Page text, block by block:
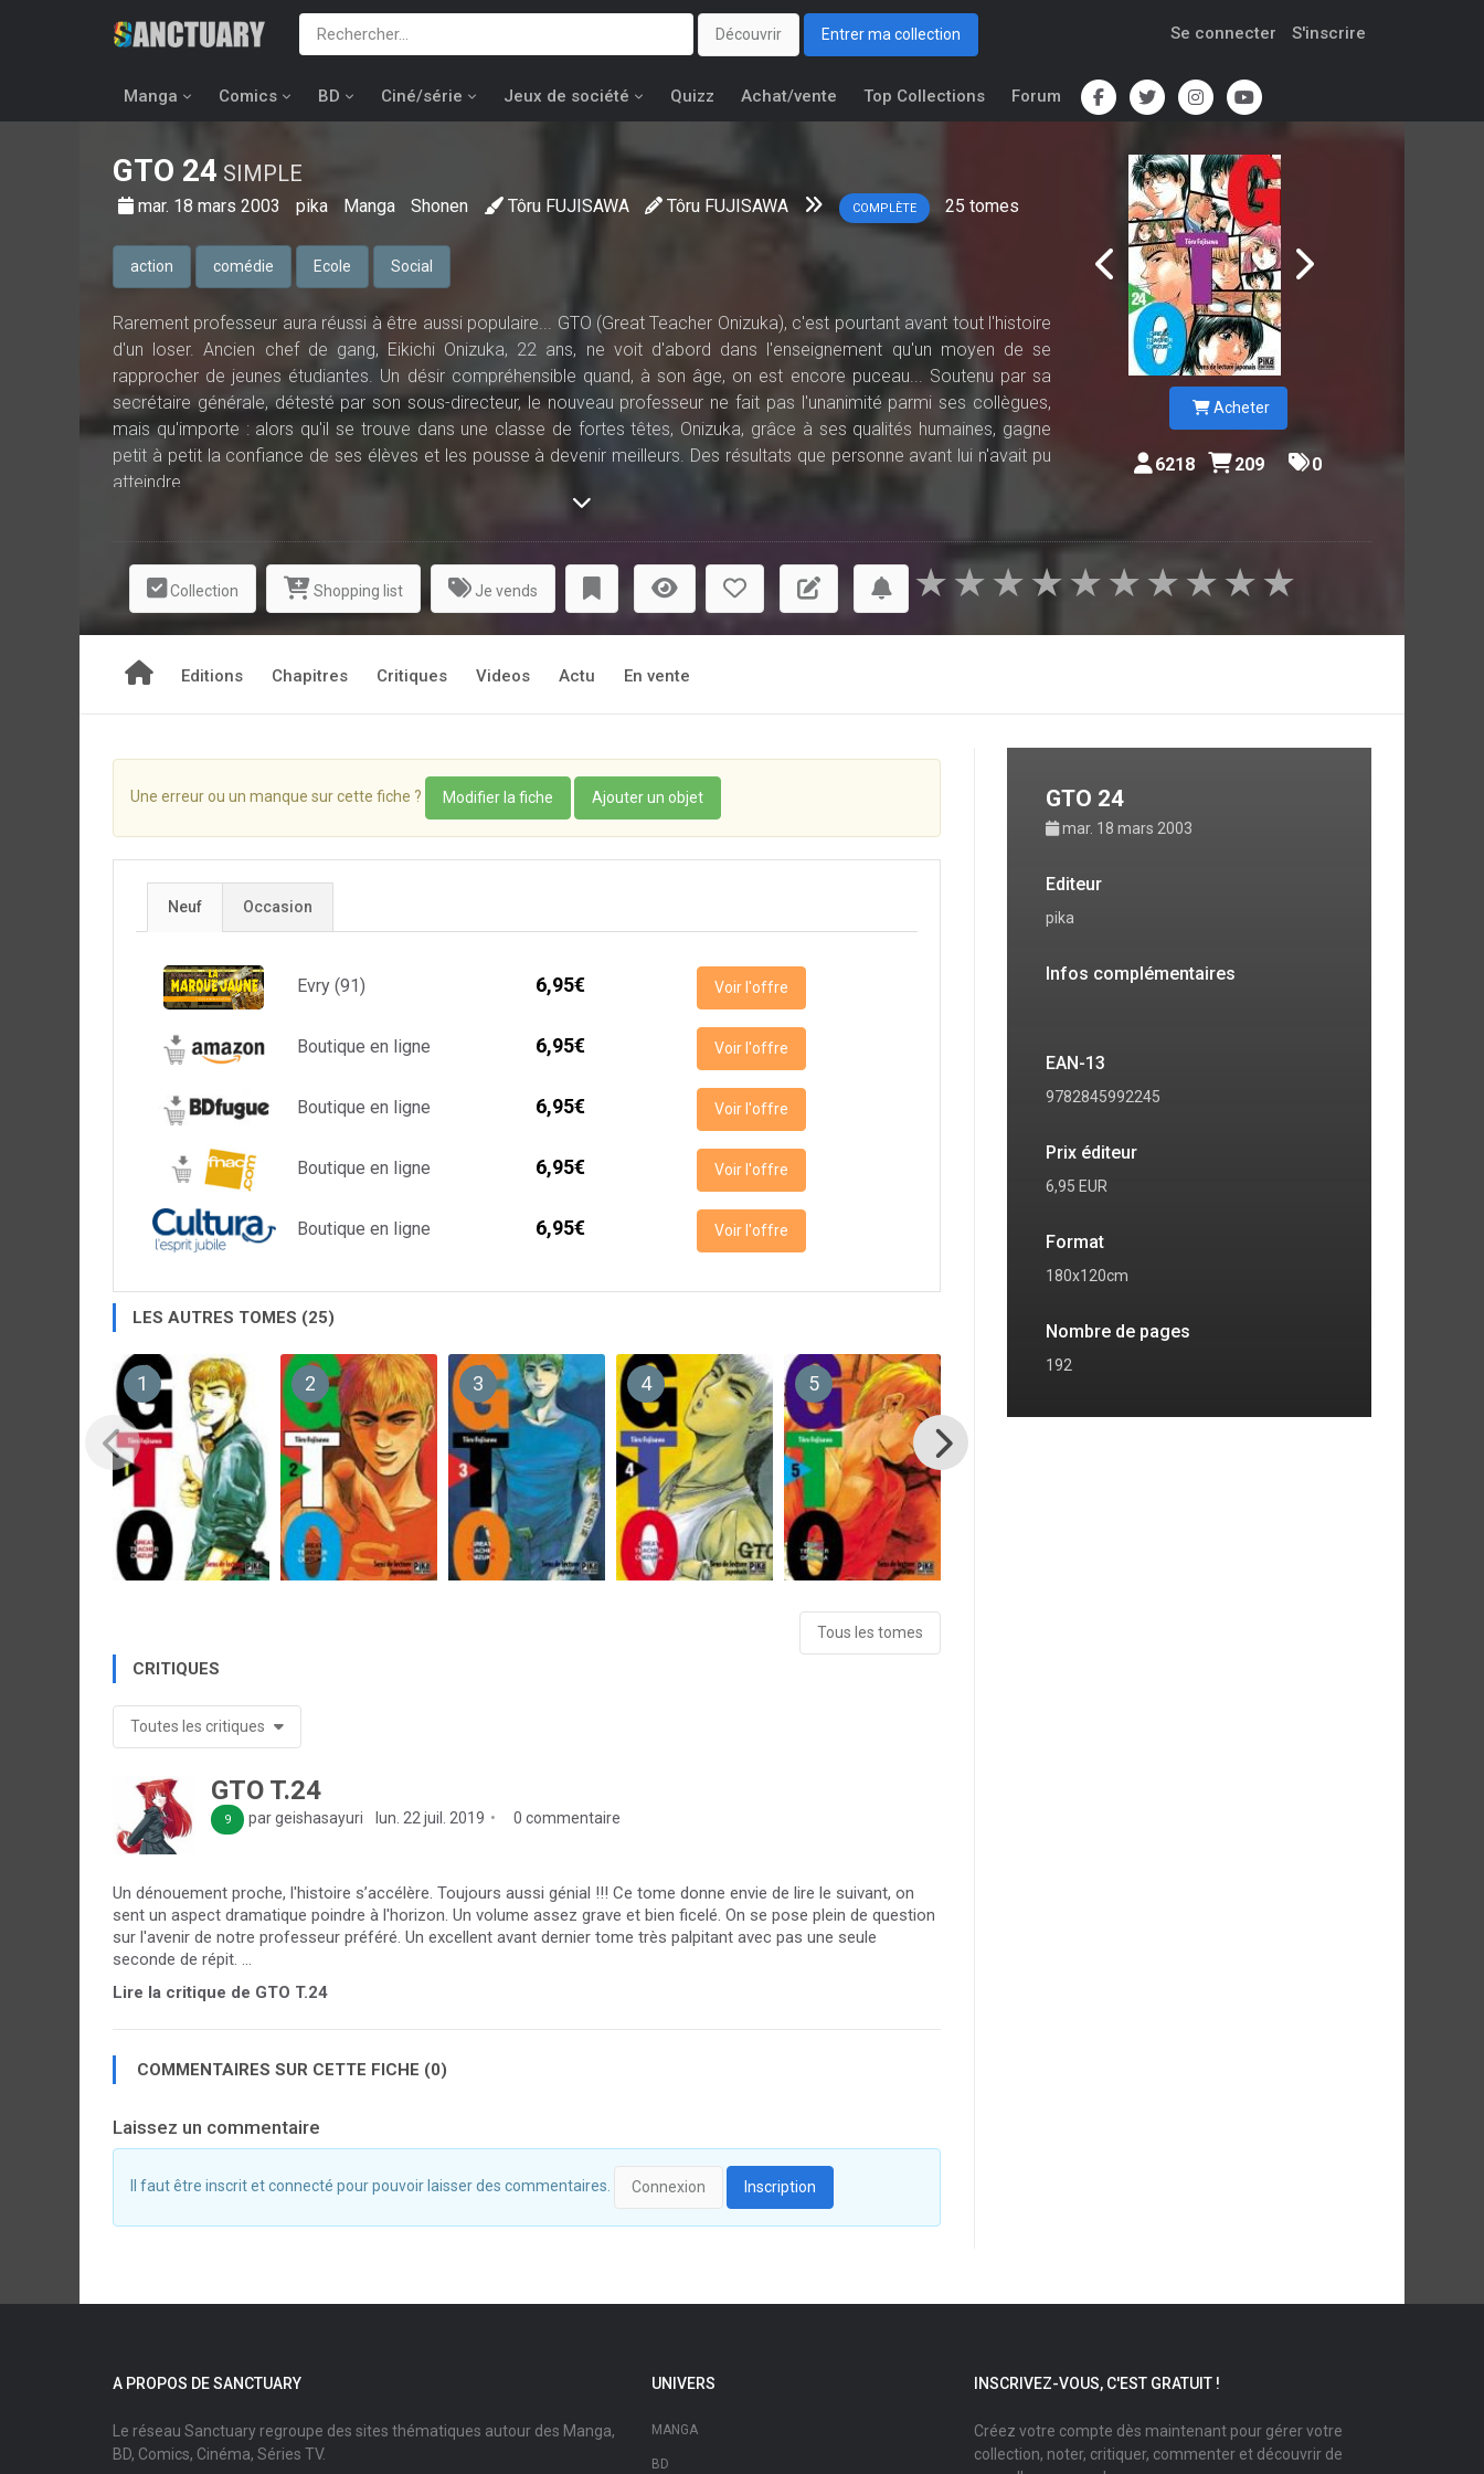
Découvrir Entrer ma collection Se connecter S'inscrire
Manga Comics BD Ciné/série Jeux de société Quizz Achat/vente Top Collections Forum
GTO 24 SIMPLE
mar. 18 mars 2003 pika Manga Shonen Tôru FUJISAWA Tôru FUJISAWA COMPLÈTE 25 tomes
action comédie Ecole Social
Rarement professeur aura réussi à être aussi populaire... GTO (Great Teacher Onizuka), c'est pourtant avant tout l'histoire
d'un loser. Ancien chef de gang, Eikichi Onizuka, 22 ans, ne voit d'abord dans l'enseignement qu'un moyen de se
rapprocher de jeunes étudiantes. Un désir compréhensible quand, à son âge, on est encore puceau... Soutenu par sa
secrétaire générale, détesté par son sous-directeur, le nouveau professeur ne fait pas l'unanimité parmi ses collègues,
mais qu'importe : alors qu'il se trouve dans une classe de fortes têtes, Onizuka, grâce à ses qualités humaines, gagne
petit à petit la confiance de ses élèves et les pousse à devenir meilleurs. Des résultats que personne avant lui n'avait pu
atteindre.
Acheter
6218 209 0
Collection Shopping list Je vends ★
★
★
★
★
★
★
★
★
★
Editions Chapitres Critiques Videos Actu En vente
Une erreur ou un manque sur cette fiche ? Modifier la fiche Ajouter un objet
Neuf Occasion
Evry (91) 6,95€ Voir l'offre
Boutique en ligne 6,95€ Voir l'offre
Boutique en ligne 6,95€ Voir l'offre
Boutique en ligne 6,95€ Voir l'offre
Boutique en ligne 6,95€ Voir l'offre
LES AUTRES TOMES (25)
1 2 3 4 5
Tous les tomes
CRITIQUES
Toutes les critiques
GTO T.24
9 par geishasayuri lun. 22 juil. 2019 0 commentaire
Un dénouement proche, l'histoire s’accélère. Toujours aussi génial !!! Ce tome donne envie de lire le suivant, on
sent un aspect dramatique poindre à l'horizon. Un volume assez grave et bien ficelé. On se pose plein de question
sur l'avenir de notre professeur préféré. Un excellent avant dernier tome très palpitant avec pas une seule
seconde de répit. ...
Lire la critique de GTO T.24
COMMENTAIRES SUR CETTE FICHE (0)
Laissez un commentaire
Il faut être inscrit et connecté pour pouvoir laisser des commentaires. Connexion Inscription
GTO 24
mar. 18 mars 2003
Editeur
pika
Infos complémentaires
EAN-13
9782845992245
Prix éditeur
6,95 EUR
Format
180x120cm
Nombre de pages
192
A PROPOS DE SANCTUARY
Le réseau Sanctuary regroupe des sites thématiques autour des Manga,
BD, Comics, Cinéma, Séries TV.
UNIVERS
MANGA
BD
INSCRIVEZ-VOUS, C'EST GRATUIT !
Créez votre compte dès maintenant pour gérer votre
collection, noter, critiquer, commenter et découvrir de